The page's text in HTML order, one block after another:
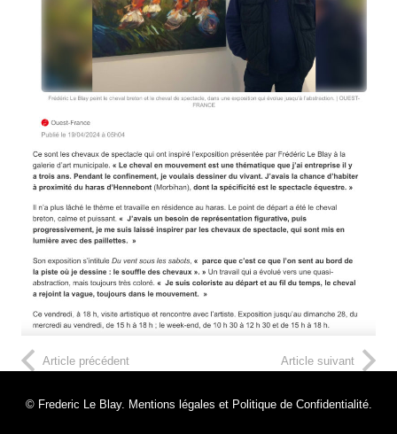
Article précédent Article suivant
© Frederic Le Blay. Mentions légales et Politique de Confidentialité.